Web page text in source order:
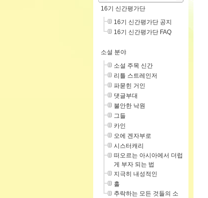
16기 신간평가단
16기 신간평가단 공지
16기 신간평가단 FAQ
소설 분야
소설 주목 신간
리틀 스트레인저
파묻힌 거인
댓글부대
불안한 낙원
그들
카인
오에 겐자부로
시스터캐리
떠오르는 아시아에서 더럽
게 부자 되는 법
지극히 내성적인
홀
추락하는 모든 것들의 소